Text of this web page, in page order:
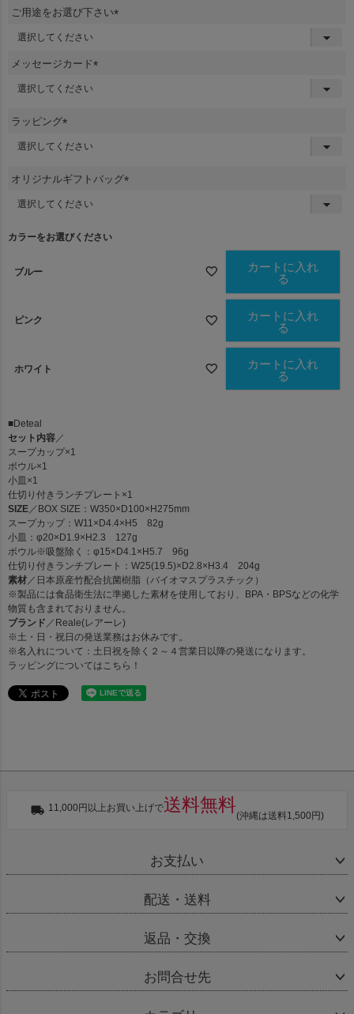
ご用途をお選び下さい
メッセージカード
ラッピング
オリジナルギフトバッグ
カラーをお選びください
ブルー
カートに入れ
る
ピンク
カートに入れ
る
ホワイト
カートに入れ
る
■Deteal
セット内容／
スープカップ×1
ボウル×1
小皿×1
仕切り付きランチプレート×1
SIZE／BOX SIZE：W350×D100×H275mm
スープカップ：W11×D4.4×H5 82g
小皿：φ20×D1.9×H2.3 127g
ボウル※吸盤除く：φ15×D4.1×H5.7 96g
仕切り付きランチプレート：W25(19.5)×D2.8×H3.4 204g
素材／日本原産竹配合抗菌樹脂（バイオマスプラスチック）
※製品には食品衛生法に準拠した素材を使用しており、BPA・BPSなどの化学
物質も含まれておりません。
ブランド ／Reale(レアーレ)
※土・日・祝日の発送業務はお休みです。
※名入れについて：土日祝を除く２～４営業日以降の発送になります。
ラッピングについてはこちら！
11,000円以上お買い上げで送料無料
(沖縄は送料1,500円)
お支払い
配送・送料
返品・交換
お問合せ先